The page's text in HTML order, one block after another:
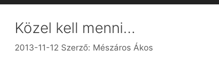
Közel kell menni…
2013-11-12 Szerző: Mészáros Ákos